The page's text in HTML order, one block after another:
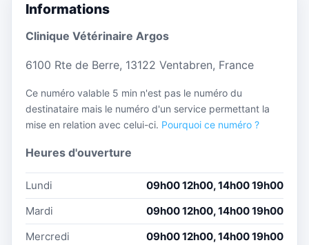
Informations
Clinique Vétérinaire Argos
6100 Rte de Berre, 13122 Ventabren, France
Ce numéro valable 5 min n'est pas le numéro du
destinataire mais le numéro d'un service permettant la
mise en relation avec celui-ci. Pourquoi ce numéro ?
Heures d'ouverture
Lundi
09h00 12h00, 14h00 19h00
Mardi
09h00 12h00, 14h00 19h00
Mercredi
09h00 12h00, 14h00 19h00